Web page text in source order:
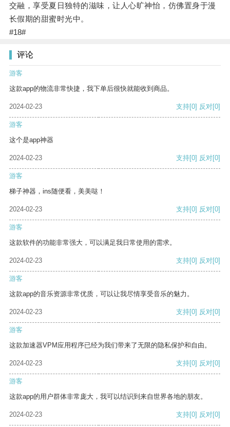
交融，享受夏日独特的滋味，让人心旷神怡，仿佛置身于漫
长假期的甜蜜时光中。
#18#
评论
游客
这款app的物流非常快捷，我下单后很快就能收到商品。
2024-02-23 支持[0] 反对[0]
游客
这个是app神器
2024-02-23 支持[0] 反对[0]
游客
梯子神器，ins随便看，美美哒！
2024-02-23 支持[0] 反对[0]
游客
这款软件的功能非常强大，可以满足我日常使用的需求。
2024-02-23 支持[0] 反对[0]
游客
这款app的音乐资源非常优质，可以让我尽情享受音乐的魅力。
2024-02-23 支持[0] 反对[0]
游客
这款加速器VPM应用程序已经为我们带来了无限的隐私保护和自由。
2024-02-23 支持[0] 反对[0]
游客
这款app的用户群体非常庞大，我可以结识到来自世界各地的朋友。
2024-02-23 支持[0] 反对[0]